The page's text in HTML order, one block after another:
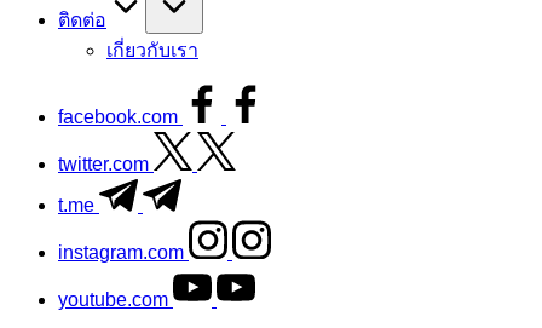
ติดต่อ
เกี่ยวกับเรา
facebook.com
twitter.com
t.me
instagram.com
youtube.com